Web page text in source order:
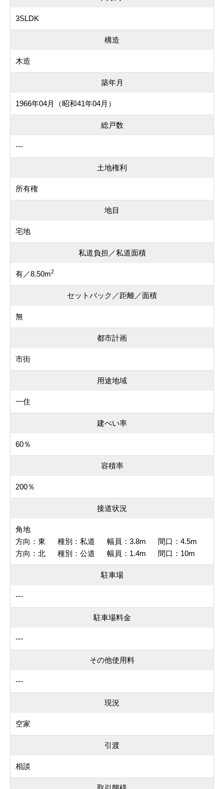
3SLDK
構造
木造
築年月
1966年04月（昭和41年04月）
総戸数
---
土地権利
所有権
地目
宅地
私道負担／私道面積
有／8.50m2
セットバック／距離／面積
無
都市計画
市街
用途地域
一住
建ぺい率
60％
容積率
200％
接道状況
角地
方向：東 種別：私道 幅員：3.8m 間口：4.5m
方向：北 種別：公道 幅員：1.4m 間口：10m
駐車場
---
駐車場料金
---
その他使用料
---
現況
空家
引渡
相談